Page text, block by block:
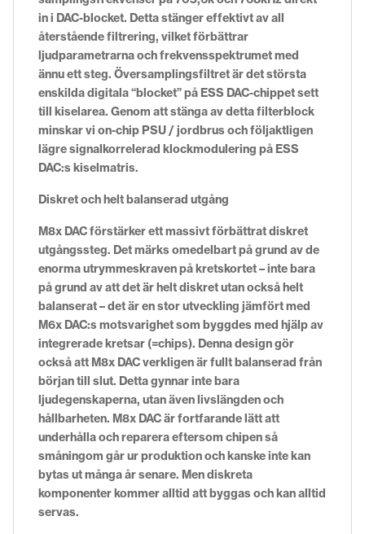
in i DAC-blocket. Detta stänger effektivt av all
återstående filtrering, vilket förbättrar
ljudparametrarna och frekvensspektrumet med
ännu ett steg. Översamplingsfiltret är det största
enskilda digitala “blocket” på ESS DAC-chippet sett
till kiselarea. Genom att stänga av detta filterblock
minskar vi on-chip PSU / jordbrus och följaktligen
lägre signalkorrelerad klockmodulering på ESS
DAC:s kiselmatris.
Diskret och helt balanserad utgång
M8x DAC förstärker ett massivt förbättrat diskret
utgångssteg. Det märks omedelbart på grund av de
enorma utrymmeskraven på kretskortet – inte bara
på grund av att det är helt diskret utan också helt
balanserat – det är en stor utveckling jämfört med
M6x DAC:s motsvarighet som byggdes med hjälp av
integrerade kretsar (=chips). Denna design gör
också att M8x DAC verkligen är fullt balanserad från
början till slut. Detta gynnar inte bara
ljudegenskaperna, utan även livslängden och
hållbarheten. M8x DAC är fortfarande lätt att
underhålla och reparera eftersom chipen så
småningom går ur produktion och kanske inte kan
bytas ut många år senare. Men diskreta
komponenter kommer alltid att byggas och kan alltid
servas.